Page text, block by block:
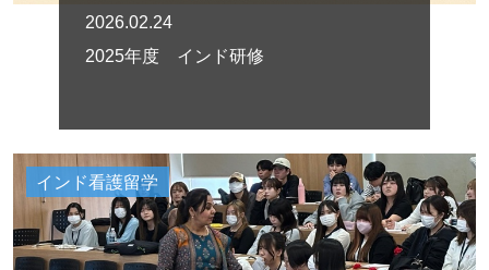
2026.02.24
2025年度 インド研修
インド看護留学